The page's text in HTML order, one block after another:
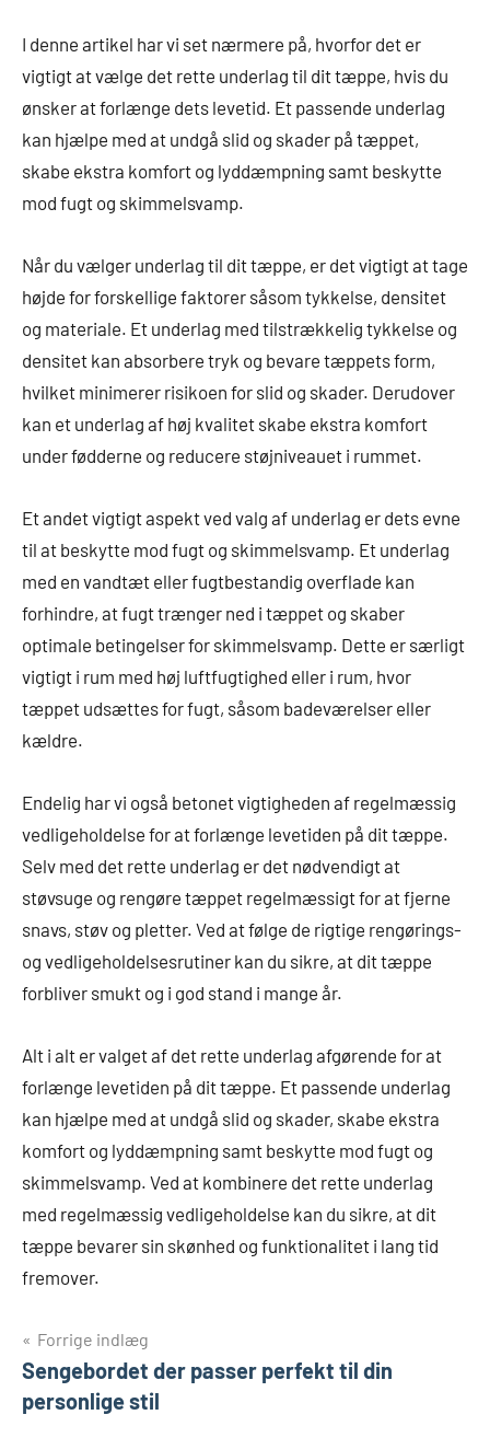
I denne artikel har vi set nærmere på, hvorfor det er
vigtigt at vælge det rette underlag til dit tæppe, hvis du
ønsker at forlænge dets levetid. Et passende underlag
kan hjælpe med at undgå slid og skader på tæppet,
skabe ekstra komfort og lyddæmpning samt beskytte
mod fugt og skimmelsvamp.
Når du vælger underlag til dit tæppe, er det vigtigt at tage
højde for forskellige faktorer såsom tykkelse, densitet
og materiale. Et underlag med tilstrækkelig tykkelse og
densitet kan absorbere tryk og bevare tæppets form,
hvilket minimerer risikoen for slid og skader. Derudover
kan et underlag af høj kvalitet skabe ekstra komfort
under fødderne og reducere støjniveauet i rummet.
Et andet vigtigt aspekt ved valg af underlag er dets evne
til at beskytte mod fugt og skimmelsvamp. Et underlag
med en vandtæt eller fugtbestandig overflade kan
forhindre, at fugt trænger ned i tæppet og skaber
optimale betingelser for skimmelsvamp. Dette er særligt
vigtigt i rum med høj luftfugtighed eller i rum, hvor
tæppet udsættes for fugt, såsom badeværelser eller
kældre.
Endelig har vi også betonet vigtigheden af regelmæssig
vedligeholdelse for at forlænge levetiden på dit tæppe.
Selv med det rette underlag er det nødvendigt at
støvsuge og rengøre tæppet regelmæssigt for at fjerne
snavs, støv og pletter. Ved at følge de rigtige rengørings-
og vedligeholdelsesrutiner kan du sikre, at dit tæppe
forbliver smukt og i god stand i mange år.
Alt i alt er valget af det rette underlag afgørende for at
forlænge levetiden på dit tæppe. Et passende underlag
kan hjælpe med at undgå slid og skader, skabe ekstra
komfort og lyddæmpning samt beskytte mod fugt og
skimmelsvamp. Ved at kombinere det rette underlag
med regelmæssig vedligeholdelse kan du sikre, at dit
tæppe bevarer sin skønhed og funktionalitet i lang tid
fremover.
Indlægsnavigation
Forrige indlæg
Sengebordet der passer perfekt til din
personlige stil